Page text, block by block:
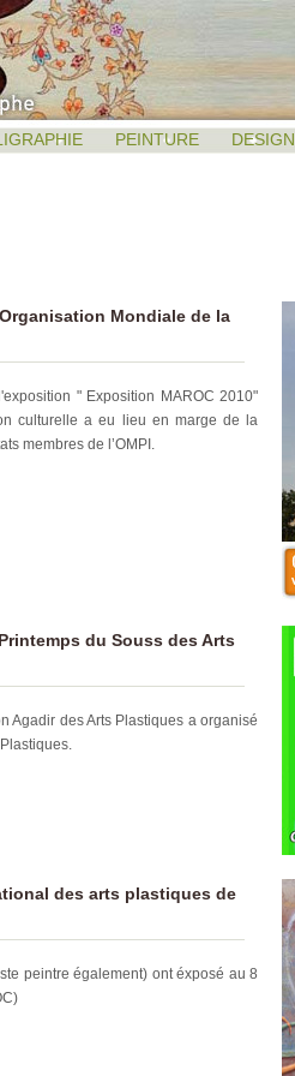
PEINTURE DESIGN
Mondiale de la
" Exposition MAROC 2010"
culturelle a eu lieu en marge de la
membres de l’OMPI.
du Souss des Arts
Agadir des Arts Plastiques a organisé
des arts plastiques de
peintre également) ont éxposé au 8